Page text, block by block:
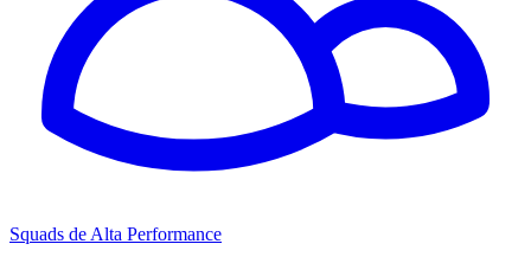
Squads de Alta Performance